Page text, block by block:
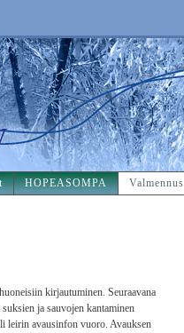
HOPEASOMPA Valmennus
kirjautuminen. Seuraavana
ja sauvojen kantaminen
leirin avausinfon vuoro. Avauksen